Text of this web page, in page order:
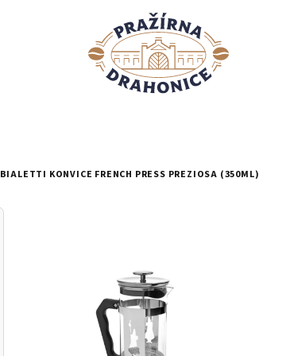
BIALETTI KONVICE FRENCH PRESS PREZIOSA (350ML)